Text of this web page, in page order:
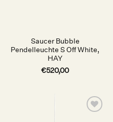
Saucer Bubble
Pendelleuchte S Off White,
HAY
€520,00